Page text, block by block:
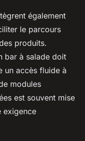
également
le parcours
produits.
bar à salade doit
un accès fluide à
modules
est souvent mise
exigence